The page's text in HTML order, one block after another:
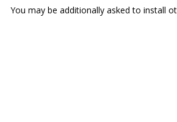
You may be additionally asked to install